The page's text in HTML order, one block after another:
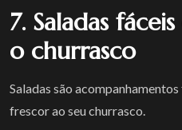
7. Saladas
o churrasco
Saladas são
frescor ao seu churrasco.